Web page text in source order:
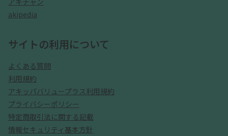
akipedia
サイトの利用について
よくある質問
利用規約
アキッパバリュープラス利用規約
プライバシーポリシー
特定商取引法に関する記載
情報セキュリティ基本方針